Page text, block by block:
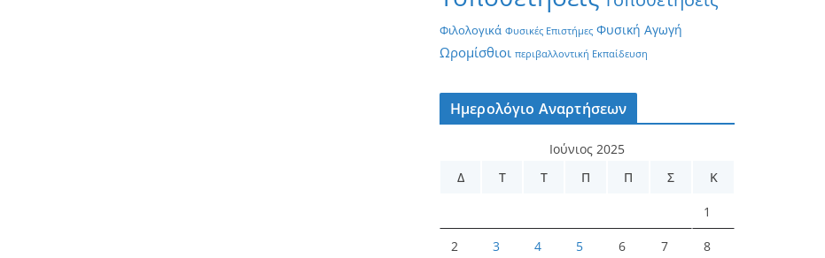
Φιλολογικά Φυσικές Επιστήμες Φυσική Αγωγή
Ωρομίσθιοι περιβαλλοντική Εκπαίδευση
Ημερολόγιο Αναρτήσεων
Ιούνιος 2025
Δ
Τ Τ Π Π Σ Κ
1
2 3 4 5 6 7 8